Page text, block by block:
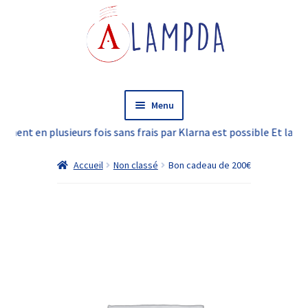
à
la
au
contenu
Menu
Accueil
en plusieurs fois sans frais par Klarna est possible Et la
Accueil Non classé Bon cadeau de 200€